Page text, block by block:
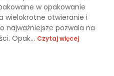
w opakowanie
wielokrotne otwieranie i
najważniejsze pozwala na
Opak... Czytaj więcej